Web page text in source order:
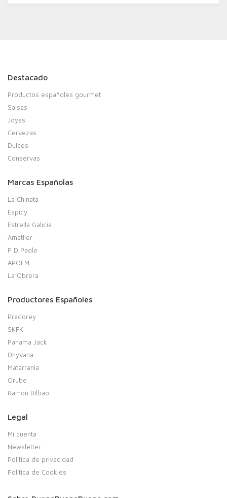
Destacado
Productos españoles gourmet
Salsas
Joyas
Cervezas
Dulces
Conservas
Marcas Españolas
La Chinata
Espicy
Estrella Galicia
Amatller
P D Paola
APOEM
La Obrera
Productores Españoles
Pradorey
SKFK
Panama Jack
Dhyvana
Matarrania
Orube
Ramón Bilbao
Legal
Mi cuenta
Newsletter
Política de privacidad
Política de Cookies